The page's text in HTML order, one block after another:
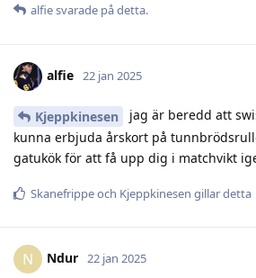
alfiesvarade på detta.
alfie 22 jan 2025
Kjeppkinesen
jag är beredd att
kunna erbjuda årskort på
gatukök för att få upp dig i matchvikt
Skanefrippeoch Kjeppkinesen gillar detta
N Ndur 22 jan 2025